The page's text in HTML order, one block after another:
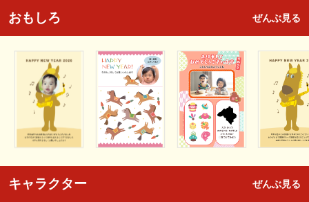
おもしろ ぜんぶ見る
キャラクター ぜんぶ見る